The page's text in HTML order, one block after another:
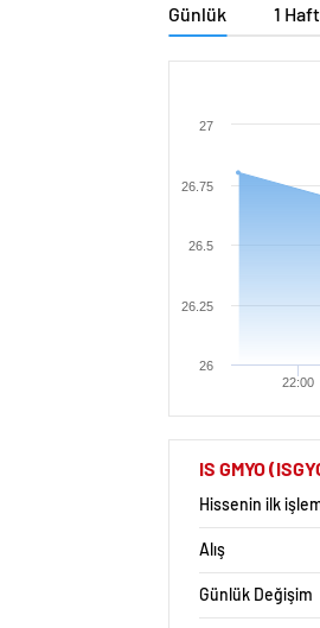
Günlük 1
22:00
26
26.25
26.5
26.75
27
IS GMYO
Hissenin ilk
Alış
Günlük Değişim